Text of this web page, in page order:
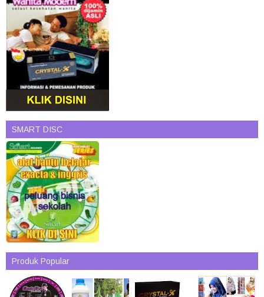
SMART DISC
Produk Popular